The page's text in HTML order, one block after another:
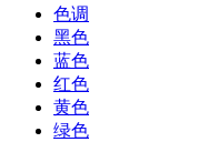
色调
黑色
蓝色
红色
黄色
绿色